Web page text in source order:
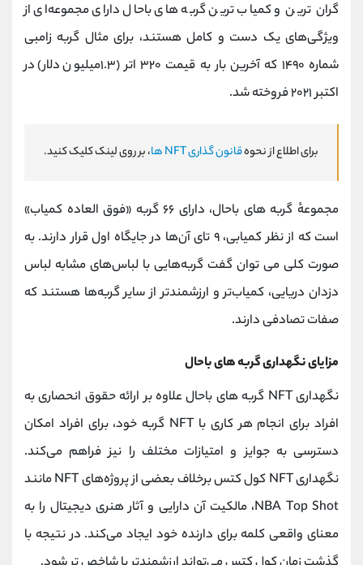
گران‌ ترین و کمیاب ‌ترین گربه های باحال دارای مجموعه‌ای از
ویژگی‌های یک ‌دست و کامل هستند، برای مثال گربه زامبی
شماره ۱۴۹۰ که آخرین‌ بار به قیمت ۳۲۰ اتر (۱.۳‌میلیون دلار) در
اکتبر ۲۰۲۱ فروخته شد.
برای اطلاع از نحوهقانون گذاری NFT ها ، بر روی لینک کلیک کنید.
مجموعهٔ گربه های باحال، دارای ۶۶ گربه «فوق ‌العاده کمیاب»
است که از ‌نظر کمیابی، ۹ تای آن‌ها در جایگاه اول قرار دارند. به
صورت کلی می توان گفت گربه‌هایی با لباس‌های مشابه لباس
دزدان دریایی، کمیاب‌تر و ارزشمندتر از سایر گربه‌ها هستند که
صفات تصادفی دارند.
مزایای نگهداری گربه های باحال
نگهداری NFT گربه های باحال علاوه بر ارائه حقوق انحصاری به
افراد برای انجام هر کاری با NFT گربه خود، برای افراد امکان
دسترسی به جوایز و امتیازات مختلف را نیز فراهم می‌کند.
نگهداری NFT کول کتس برخلاف بعضی از پروژه‌های NFT مانند
NBA Top Shot، مالکیت آن دارایی و آثار هنری دیجیتال را به
معنای واقعی کلمه برای دارنده خود ایجاد می‌کند. در نتیجه با